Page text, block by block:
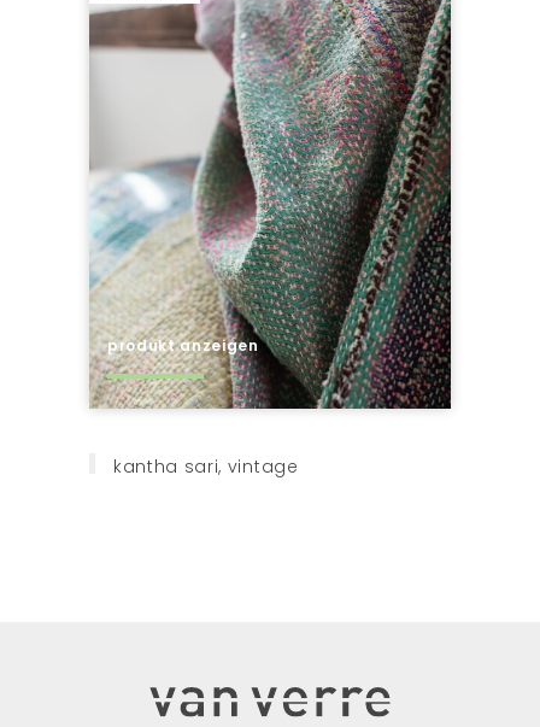
produkt anzeigen
kantha sari, vintage